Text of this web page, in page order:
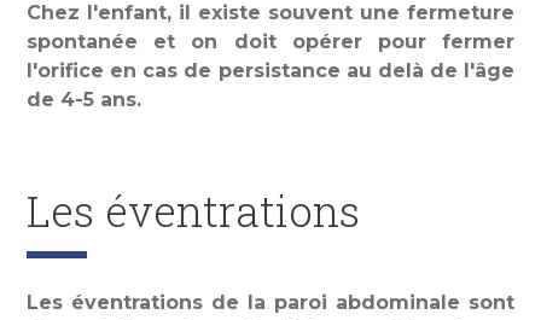
Chez l'enfant, il existe souvent une fermeture
spontanée et on doit opérer pour fermer
l'orifice en cas de persistance au delà de l'âge
de 4-5 ans.
Les éventrations
Les éventrations de la paroi abdominale sont